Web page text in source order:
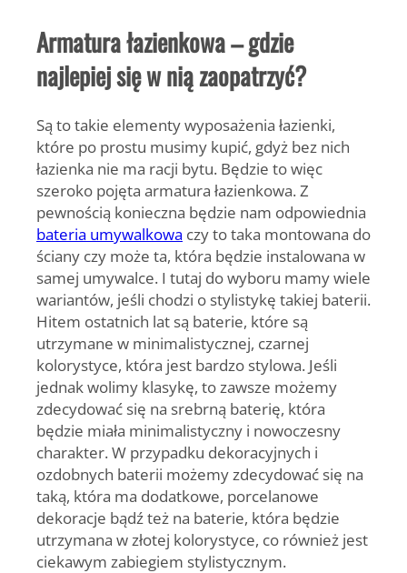
Armatura łazienkowa – gdzie
najlepiej się w nią zaopatrzyć?
Są to takie elementy wyposażenia łazienki,
które po prostu musimy kupić, gdyż bez nich
łazienka nie ma racji bytu. Będzie to więc
szeroko pojęta armatura łazienkowa. Z
pewnością konieczna będzie nam odpowiednia
bateria umywalkowa czy to taka montowana do
ściany czy może ta, która będzie instalowana w
samej umywalce. I tutaj do wyboru mamy wiele
wariantów, jeśli chodzi o stylistykę takiej baterii.
Hitem ostatnich lat są baterie, które są
utrzymane w minimalistycznej, czarnej
kolorystyce, która jest bardzo stylowa. Jeśli
jednak wolimy klasykę, to zawsze możemy
zdecydować się na srebrną baterię, która
będzie miała minimalistyczny i nowoczesny
charakter. W przypadku dekoracyjnych i
ozdobnych baterii możemy zdecydować się na
taką, która ma dodatkowe, porcelanowe
dekoracje bądź też na baterie, która będzie
utrzymana w złotej kolorystyce, co również jest
ciekawym zabiegiem stylistycznym.